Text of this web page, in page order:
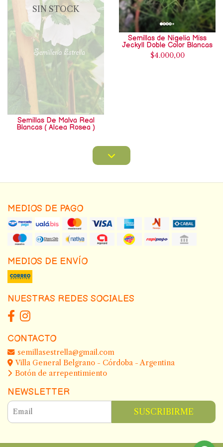
SIN STOCK
Semillas De Malva Real
Blancas ( Alcea Rosea )
Semillas de Nigelia Miss
Jeckyll Doble Color Blancas
$4.000,00
MEDIOS DE PAGO
MEDIOS DE ENVÍO
NUESTRAS REDES SOCIALES
CONTACTO
semillasestrella@gmail.com
Villa General Belgrano - Córdoba - Argentina
Botón de arrepentimiento
NEWSLETTER
SUSCRIBIRME